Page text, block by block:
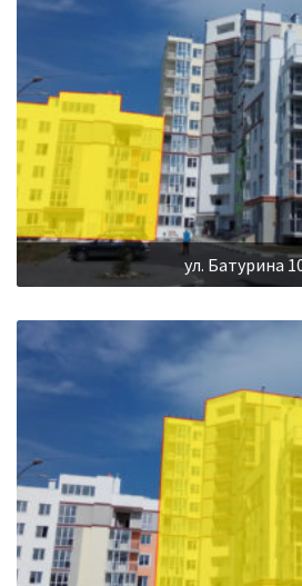
ул. Батурина